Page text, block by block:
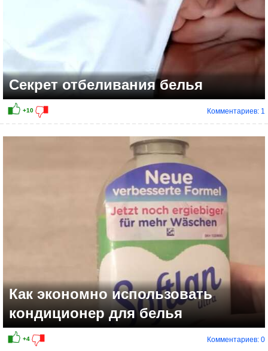
Секрет отбеливания белья
Комментариев: 1
Как экономно использовать
кондиционер для белья
Комментариев: 0